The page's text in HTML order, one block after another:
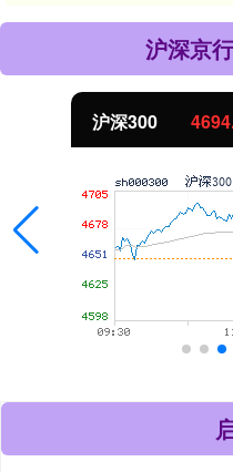
沪深京
沪深300